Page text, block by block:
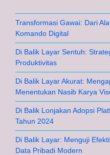
Transformasi Gawai: Dari
Komando Digital
Di Balik Layar Sentuh:
Produktivitas
Di Balik Layar Akurat:
Menentukan Nasib Karya
Di Balik Lonjakan Adopsi
Tahun 2024
Di Balik Layar: Menguji
Data Pribadi Modern